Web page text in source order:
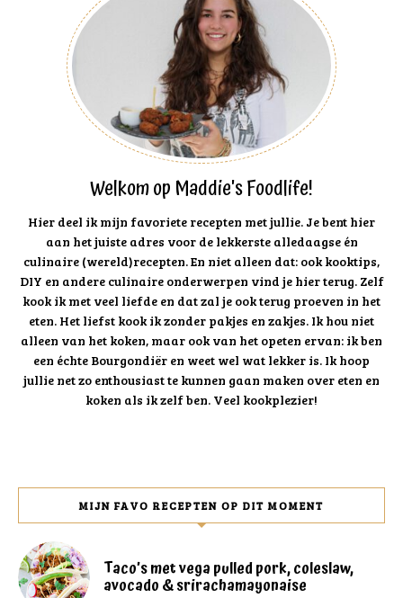
Welkom op Maddie's Foodlife!
Hier deel ik mijn favoriete recepten met jullie. Je bent hier
aan het juiste adres voor de lekkerste alledaagse én
culinaire (wereld)recepten. En niet alleen dat: ook kooktips,
DIY en andere culinaire onderwerpen vind je hier terug. Zelf
kook ik met veel liefde en dat zal je ook terug proeven in het
eten. Het liefst kook ik zonder pakjes en zakjes. Ik hou niet
alleen van het koken, maar ook van het opeten ervan: ik ben
een échte Bourgondiër en weet wel wat lekker is. Ik hoop
jullie net zo enthousiast te kunnen gaan maken over eten en
koken als ik zelf ben. Veel kookplezier!
MIJN FAVO RECEPTEN OP DIT MOMENT
Taco’s met vega pulled pork, coleslaw,
avocado & srirachamayonaise